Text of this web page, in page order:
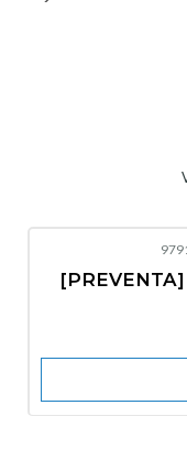
No disponible